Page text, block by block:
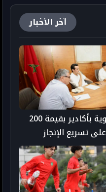
آخر الأخبار
أخنوش يتابع مشاريع تنموية بأكادير بقيمة 200
تسريع الإنجاز